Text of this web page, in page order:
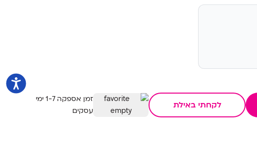
לקחתי באילת
זמן אספקה 1-7 ימי
עסקים